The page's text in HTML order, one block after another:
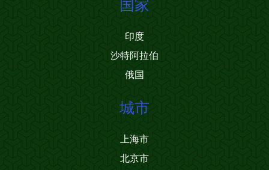
印度
沙特阿拉伯
俄国
城市
上海市
北京市